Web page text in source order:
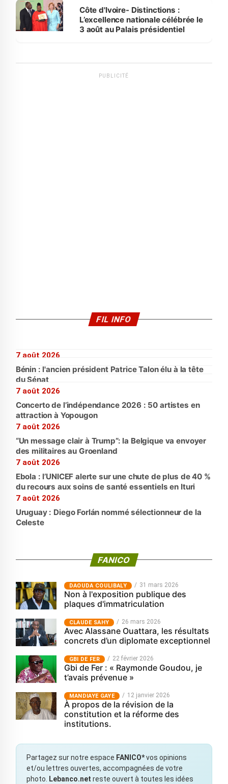
Bassam
Côte d'Ivoire- Distinctions :
L’excellence nationale célébrée le
3 août au Palais présidentiel
PUBLICITÉ
FIL INFO
7 août 2026
Bénin : l'ancien président Patrice Talon élu à la tête
du Sénat
7 août 2026
Concerto de l’indépendance 2026 : 50 artistes en
attraction à Yopougon
7 août 2026
“Un message clair à Trump”: la Belgique va envoyer
des militaires au Groenland
7 août 2026
Ebola : l’UNICEF alerte sur une chute de plus de 40 %
du recours aux soins de santé essentiels en Ituri
7 août 2026
Uruguay : Diego Forlán nommé sélectionneur de la
Celeste
FANICO
‎DAOUDA COULIBALY 31 mars 2026
Non à l'exposition publique des
plaques d'immatriculation
CLAUDE SAHY 26 mars 2026
Avec Alassane Ouattara, les résultats
concrets d’un diplomate exceptionnel
GBI DE FER 22 février 2026
Gbi de Fer : « Raymonde Goudou, je
t’avais prévenue »
MANDIAYE GAYE 12 janvier 2026
À propos de la révision de la
constitution et la réforme des
institutions.
Partagez sur notre espace FANICO*vos opinions
et/ou lettres ouvertes, accompagnées de votre
photo.
Lebanco.net reste ouvert à toutes les idées